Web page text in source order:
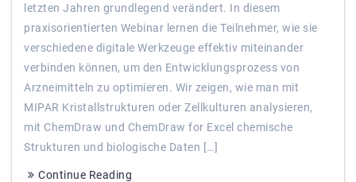
letzten Jahren grundlegend verändert. In diesem
praxisorientierten Webinar lernen die Teilnehmer, wie sie
verschiedene digitale Werkzeuge effektiv miteinander
verbinden können, um den Entwicklungsprozess von
Arzneimitteln zu optimieren. Wir zeigen, wie man mit
MIPAR Kristallstrukturen oder Zellkulturen analysieren,
mit ChemDraw und ChemDraw for Excel chemische
Strukturen und biologische Daten […]
Continue Reading